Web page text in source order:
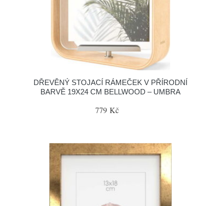
DŘEVĚNÝ STOJACÍ RÁMEČEK V PŘÍRODNÍ
BARVĚ 19X24 CM BELLWOOD – UMBRA
779 Kč